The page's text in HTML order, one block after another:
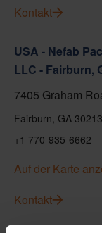
Kontakt
USA - Nefab
LLC - Fairburn,
7405 Graham
Fairburn, GA 30213
+1 770-935-6662
Auf der Karte
Kontakt